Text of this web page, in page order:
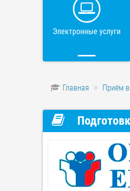
Электронные услуги
Главная Приём